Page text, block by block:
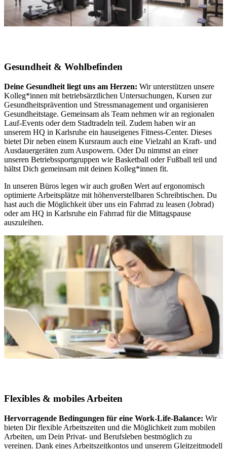
Gesundheit & Wohlbefinden
Deine Gesundheit liegt uns am Herzen: Wir unterstützen unsere
Kolleg*innen mit betriebsärztlichen Untersuchungen, Kursen zur
Gesundheitsprävention und Stressmanagement und organisieren
Gesundheitstage. Gemeinsam als Team nehmen wir an regionalen
Lauf-Events oder dem Stadtradeln teil. Zudem haben wir an
unserem HQ in Karlsruhe ein hauseigenes Fitness-Center. Dieses
bietet Dir neben einem Kursraum auch eine Vielzahl an Kraft- und
Ausdauergeräten zum Auspowern. Oder Du nimmst an einer
unseren Betriebssportgruppen wie Basketball oder Fußball teil und
hältst Dich gemeinsam mit deinen Kolleg*innen fit.
In unseren Büros legen wir auch großen Wert auf ergonomisch
optimierte Arbeitsplätze mit höhenverstellbaren Schreibtischen. Du
hast auch die Möglichkeit über uns ein Fahrrad zu leasen (Jobrad)
oder am HQ in Karlsruhe ein Fahrrad für die Mittagspause
auszuleihen.
Flexibles & mobiles Arbeiten
Hervorragende Bedingungen für eine Work-Life-Balance: Wir
bieten Dir flexible Arbeitszeiten und die Möglichkeit zum mobilen
Arbeiten, um Dein Privat- und Berufsleben bestmöglich zu
vereinen. Dank eines Arbeitszeitkontos und unserem Gleitzeitmodell